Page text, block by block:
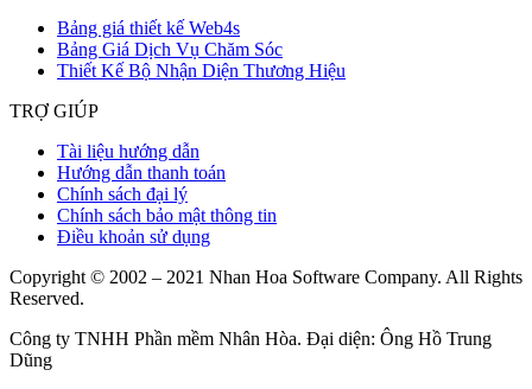
Bảng giá thiết kế Web4s
Bảng Giá Dịch Vụ Chăm Sóc
Thiết Kế Bộ Nhận Diện Thương Hiệu
TRỢ GIÚP
Tài liệu hướng dẫn
Hướng dẫn thanh toán
Chính sách đại lý
Chính sách bảo mật thông tin
Điều khoản sử dụng
Copyright © 2002 – 2021 Nhan Hoa Software Company. All Rights
Reserved.
Công ty TNHH Phần mềm Nhân Hòa. Đại diện: Ông Hồ Trung
Dũng